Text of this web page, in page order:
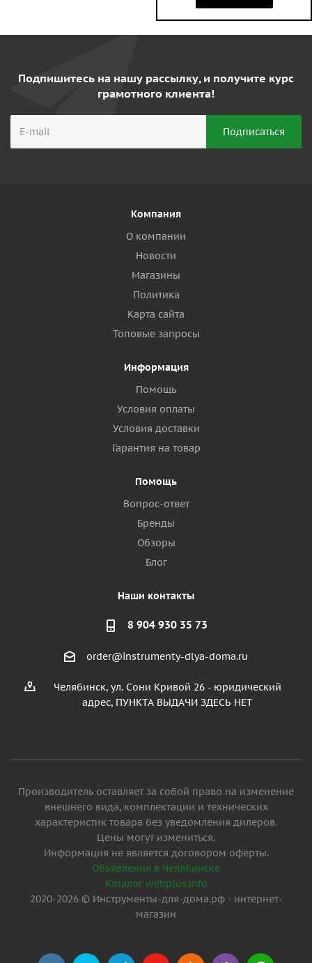
Подпишитесь на нашу рассылку, и получите курс
грамотного клиента!
Компания
О компании
Новости
Магазины
Политика
Карта сайта
Топовые запросы
Информация
Помощь
Условия оплаты
Условия доставки
Гарантия на товар
Помощь
Вопрос-ответ
Бренды
Обзоры
Блог
Наши контакты
8 904 930 35 73
order@instrumenty-dlya-doma.ru
Челябинск, ул. Сони Кривой 26 - юридический
адрес, ПУНКТА ВЫДАЧИ ЗДЕСЬ НЕТ
Производитель оставляет за собой право на изменение
внешнего вида, комплектации и технических
характеристик товара без уведомления дилеров.
Цены могут измениться.
Информация не является договором оферты.
Объявления в Челябинске
Каталог webplus.info
2020-2026 © Инструменты-для-дома.рф - интернет-
магазин